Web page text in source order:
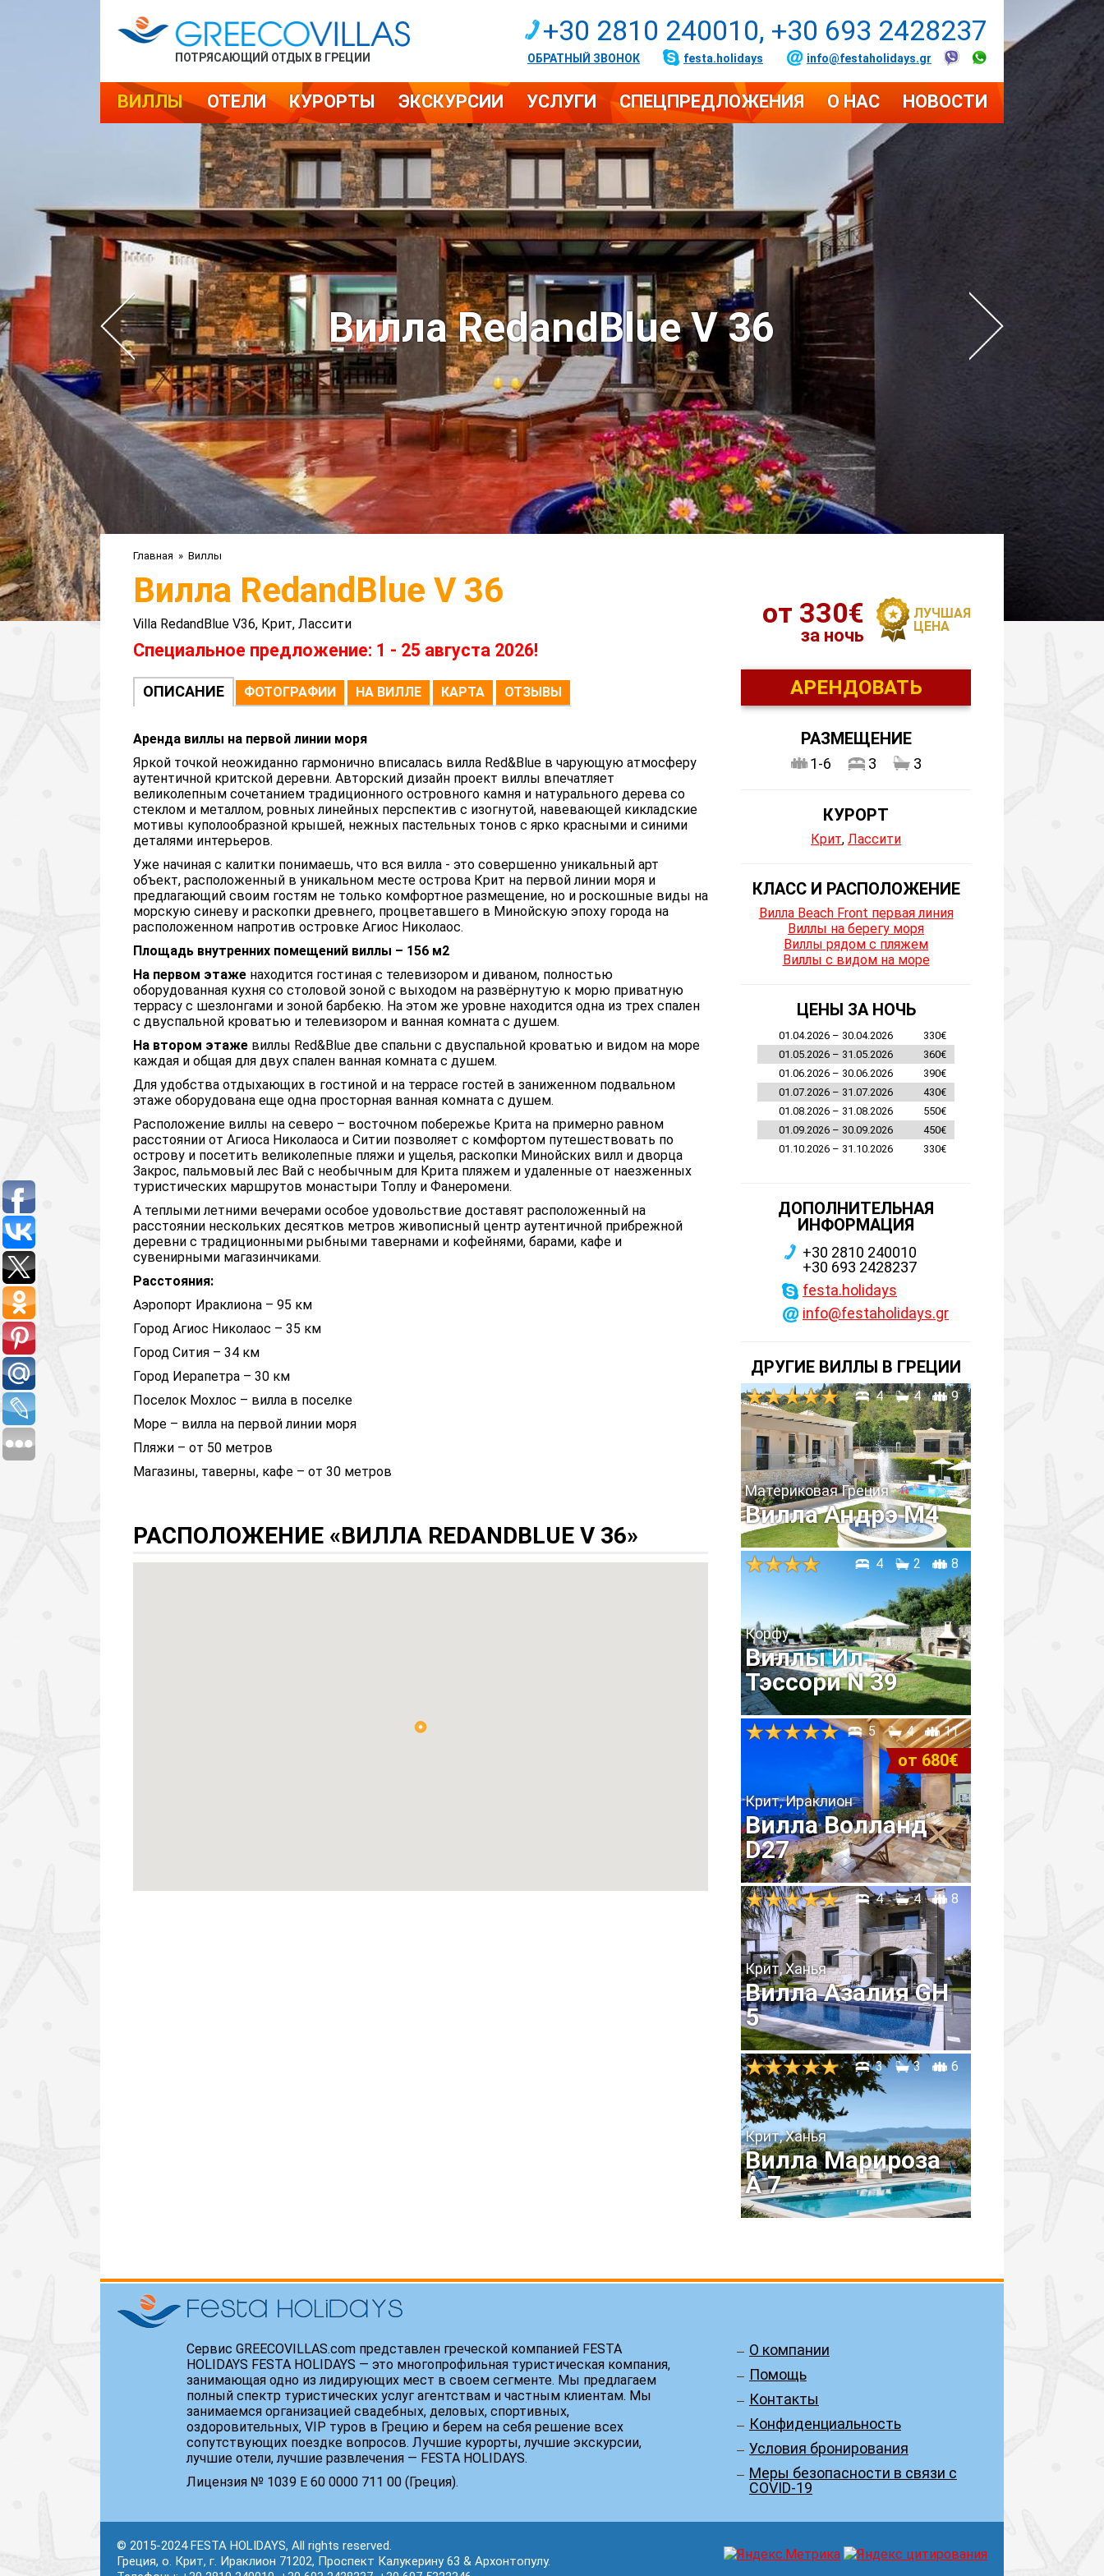
ПОТРЯСАЮЩИЙ ОТДЫХ В ГРЕЦИИ
+30 2810 240010, +30 693 2428237
ОБРАТНЫЙ ЗВОНОК festa.holidays info@festaholidays.gr
ВИЛЛЫ ОТЕЛИ КУРОРТЫ ЭКСКУРСИИ УСЛУГИ СПЕЦПРЕДЛОЖЕНИЯ О НАС НОВОСТИ
Вилла RedandBlue V 36
Главная » Виллы
Вилла RedandBlue V 36
Villa RedandBlue V36, Крит, Лассити
Специальное предложение: 1 - 25 августа 2026!
ОПИСАНИЕ ФОТОГРАФИИ НА ВИЛЛЕ КАРТА ОТЗЫВЫ
Аренда виллы на первой линии моря
Яркой точкой неожиданно гармонично вписалась вилла Red&Blue в чарующую атмосферу
аутентичной критской деревни. Авторский дизайн проект виллы впечатляет
великолепным сочетанием традиционного островного камня и натурального дерева со
стеклом и металлом, ровных линейных перспектив с изогнутой, навевающей кикладские
мотивы куполообразной крышей, нежных пастельных тонов с ярко красными и синими
деталями интерьеров.
Уже начиная с калитки понимаешь, что вся вилла - это совершенно уникальный арт
объект, расположенный в уникальном месте острова Крит на первой линии моря и
предлагающий своим гостям не только комфортное размещение, но и роскошные виды на
морскую синеву и раскопки древнего, процветавшего в Минойскую эпоху города на
расположенном напротив островке Агиос Николаос.
Площадь внутренних помещений виллы – 156 м2
На первом этаже находится гостиная с телевизором и диваном, полностью
оборудованная кухня со столовой зоной с выходом на развёрнутую к морю приватную
террасу с шезлонгами и зоной барбекю. На этом же уровне находится одна из трех спален
с двуспальной кроватью и телевизором и ванная комната с душем.
На втором этаже виллы Red&Blue две спальни с двуспальной кроватью и видом на море
каждая и общая для двух спален ванная комната с душем.
Для удобства отдыхающих в гостиной и на террасе гостей в заниженном подвальном
этаже оборудована еще одна просторная ванная комната с душем.
Расположение виллы на северо – восточном побережье Крита на примерно равном
расстоянии от Агиоса Николаоса и Ситии позволяет с комфортом путешествовать по
острову и посетить великолепные пляжи и ущелья, раскопки Минойских вилл и дворца
Закрос, пальмовый лес Вай с необычным для Крита пляжем и удаленные от наезженных
туристических маршрутов монастыри Топлу и Фанеромени.
А теплыми летними вечерами особое удовольствие доставят расположенный на
расстоянии нескольких десятков метров живописный центр аутентичной прибрежной
деревни с традиционными рыбными тавернами и кофейнями, барами, кафе и
сувенирными магазинчиками.
Расстояния:
Аэропорт Ираклиона – 95 км
Город Агиос Николаос – 35 км
Город Сития – 34 км
Город Иерапетра – 30 км
Поселок Мохлос – вилла в поселке
Море – вилла на первой линии моря
Пляжи – от 50 метров
Магазины, таверны, кафе – от 30 метров
РАСПОЛОЖЕНИЕ «ВИЛЛА REDANDBLUE V 36»
от 330€
за ночь
ЛУЧШАЯ
ЦЕНА
АРЕНДОВАТЬ
РАЗМЕЩЕНИЕ
1-6 3 3
КУРОРТ
Крит, Лассити
КЛАСС И РАСПОЛОЖЕНИЕ
Вилла Beach Front первая линия
Виллы на берегу моря
Виллы рядом с пляжем
Виллы с видом на море
ЦЕНЫ ЗА НОЧЬ
01.04.2026 – 30.04.2026
330€
01.05.2026 – 31.05.2026
360€
01.06.2026 – 30.06.2026
390€
01.07.2026 – 31.07.2026
430€
01.08.2026 – 31.08.2026
550€
01.09.2026 – 30.09.2026
450€
01.10.2026 – 31.10.2026
330€
ДОПОЛНИТЕЛЬНАЯ
ИНФОРМАЦИЯ
+30 2810 240010
+30 693 2428237
festa.holidays
info@festaholidays.gr
ДРУГИЕ ВИЛЛЫ В ГРЕЦИИ
4 4 9
Материковая Греция
Вилла Андрэ М4
4 2 8
Корфу
Виллы Ил
Тэссори N 39
5 4 11
от 680€
Крит, Ираклион
Вилла Волланд
D27
4 4 8
Крит, Ханья
Вилла Азалия GH
5
3 3 6
Крит, Ханья
Вилла Марироза
A 7
Сервис GREECOVILLAS.com представлен греческой компанией FESTA
HOLIDAYS FESTA HOLIDAYS — это многопрофильная туристическая компания,
занимающая одно из лидирующих мест в своем сегменте. Мы предлагаем
полный спектр туристических услуг агентствам и частным клиентам. Мы
занимаемся организацией свадебных, деловых, спортивных,
оздоровительных, VIP туров в Грецию и берем на себя решение всех
сопутствующих поездке вопросов. Лучшие курорты, лучшие экскурсии,
лучшие отели, лучшие развлечения — FESTA HOLIDAYS.
Лицензия № 1039 Е 60 0000 711 00 (Греция).
О компании
Помощь
Контакты
Конфиденциальность
Условия бронирования
Меры безопасности в связи с
COVID-19
© 2015-2024 FESTA HOLIDAYS, All rights reserved.
Греция, о. Крит, г. Ираклион 71202, Проспект Калукерину 63 & Архонтопулу.